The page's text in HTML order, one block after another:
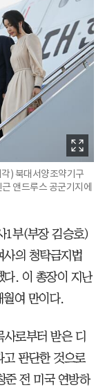
) 북대서양조약기구
앤드루스 공군기지에
1부(부장 김승호)
사의 청탁금지법
다. 이 총장이 지난
여 만이다.
로부터 받은 디
고 판단한 것으로
준 전 미국 연방하